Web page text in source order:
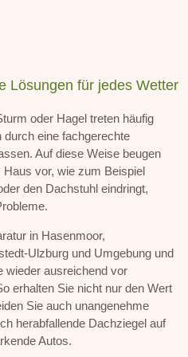
Lösungen für jedes Wetter
oder Hagel treten häufig
eine fachgerechte
Auf diese Weise beugen
vor, wie zum Beispiel
den Dachstuhl eindringt,
in Hasenmoor,
Ulzburg und Umgebung und
wieder ausreichend vor
erhalten Sie nicht nur den Wert
Sie auch unangenehme
herabfallende Dachziegel auf
Autos.